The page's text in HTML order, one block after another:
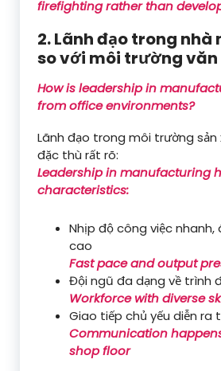
firefighting rather than
2. Lãnh đạo trong
so với môi trường văn
How is leadership in
from office environments?
Lãnh đạo trong môi trường
đặc thù rất rõ:
Leadership in manufacturing
characteristics:
Nhịp độ công việc nhanh,
cao
Fast pace and output
Đội ngũ đa dạng về trình
Workforce with diverse
Giao tiếp chủ yếu diễn ra
Communication
shop floor